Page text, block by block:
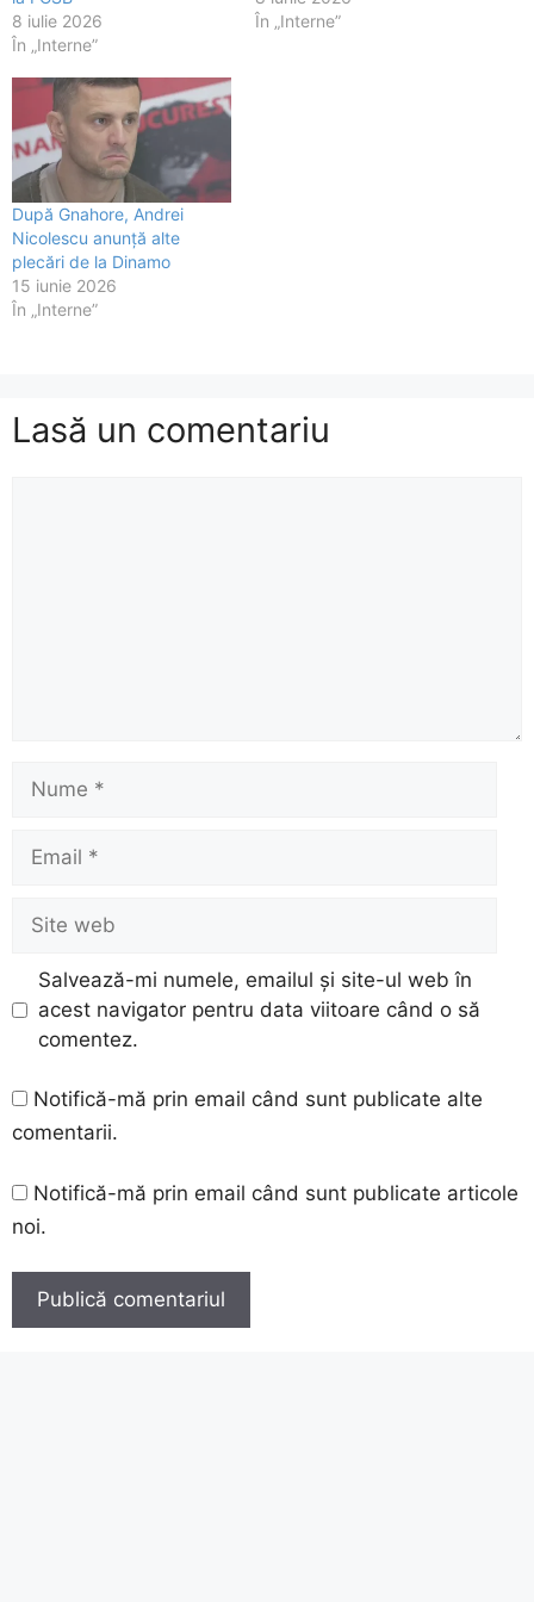
8 iulie 2026
În „Interne”
În „Interne”
După Gnahore, Andrei
Nicolescu anunță alte
plecări de la Dinamo
15 iunie 2026
În „Interne”
Lasă un comentariu
web
Salvează-mi numele, emailul și site-ul web în
acest navigator pentru data viitoare când o să
comentez.
Notifică-mă prin email când sunt publicate alte
comentarii.
Notifică-mă prin email când sunt publicate articole
noi.